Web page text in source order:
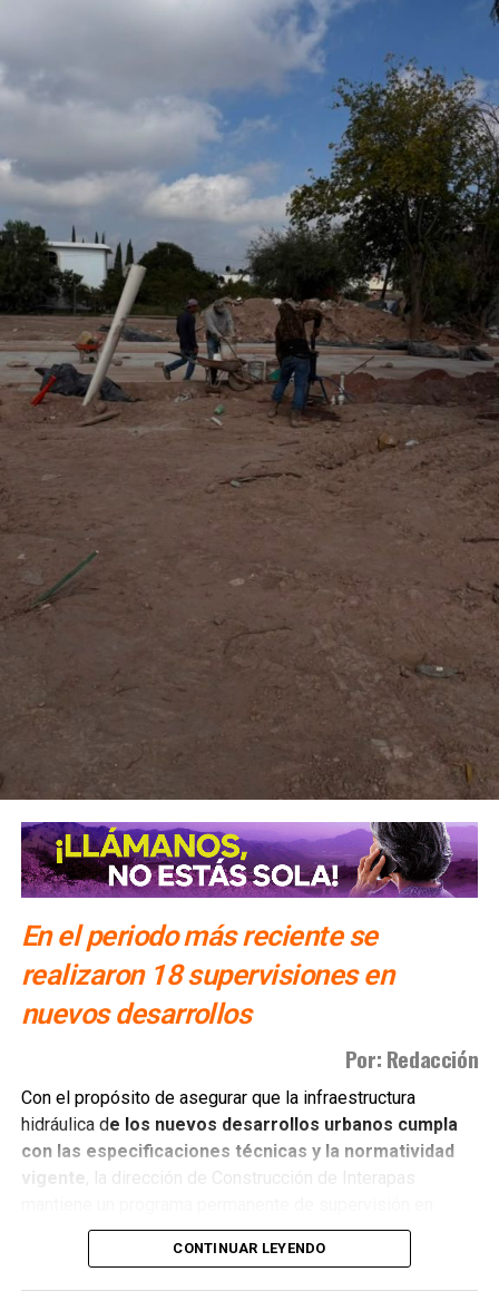
o que permitirá fortalecer la promoción turística y cultural
del municipio.
Por último, la presidenta concejal invitó a las y los
asistentes a visitar el stand de Villa de Pozos y conocer
la oferta que tiene el municipio, entre la que destacan su
gastronomía y sus tradiciones, como la emblemática
Procesión de los Cristos, una de las celebraciones que
forman parte de su identidad cultural.
También lee:
Villa de Pozos mantiene acciones por bailes
clandestinos
En el periodo más reciente se
realizaron 18 supervisiones en
nuevos desarrollos
Por: Redacción
Con el propósito de asegurar que la infraestructura
hidráulica de los nuevos desarrollos urbanos cumpla
con las especificaciones técnicas y la normatividad
vigente
, la dirección de Construcción de Interapas
fraccionamientos y centros de población que buscan
incorporarse a las redes de agua potable y drenaje.
CONTINUAR LEYENDO